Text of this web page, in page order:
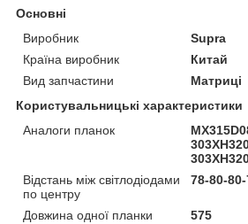
Основні
Виробник
Supra
Країна виробник
Китай
Вид запчастини
Матриці
Користувальницькі характеристики
Аналоги планок
Відстань між світлодіодами
по центру
78-80-
Довжина одної планки
575